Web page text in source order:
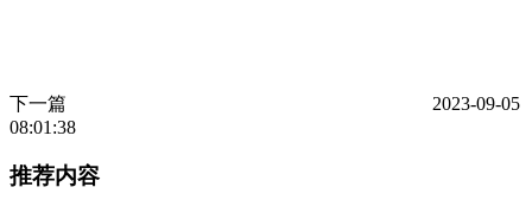
下一篇
2023-09-05
08:01:38
推荐内容